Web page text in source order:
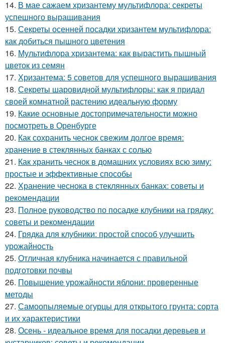
14. В мае сажаем хризантему мультифлора: секреты
успешного выращивания
15. Секреты осенней посадки хризантем мультифлора:
как добиться пышного цветения
16. Мультифлора хризантема: как вырастить пышный
цветок из семян
17. Хризантема: 5 советов для успешного выращивания
18. Секреты шаровидной мультифлоры: как я придал
своей комнатной растению идеальную форму
19. Какие основные достопримечательности можно
посмотреть в Оренбурге
20. Как сохранить чеснок свежим долгое время:
хранение в стеклянных банках с солью
21. Как хранить чеснок в домашних условиях всю зиму:
простые и эффективные способы
22. Хранение чеснока в стеклянных банках: советы и
рекомендации
23. Полное руководство по посадке клубники на грядку:
советы и рекомендации
24. Грядка для клубники: простой способ улучшить
урожайность
25. Отличная клубника начинается с правильной
подготовки почвы
26. Повышение урожайности яблони: проверенные
методы
27. Самоопыляемые огурцы для открытого грунта: сорта
и их характеристики
28. Осень - идеальное время для посадки деревьев и